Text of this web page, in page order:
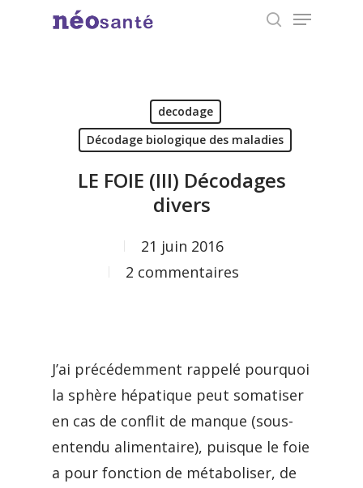
Menu
decodage
Décodage biologique des maladies
LE FOIE (III) Décodages
divers
21 juin 2016
2 commentaires
J’ai précédemment rappelé pourquoi
la sphère hépatique peut somatiser
en cas de conflit de manque (sous-
entendu alimentaire), puisque le foie
a pour fonction de métaboliser, de